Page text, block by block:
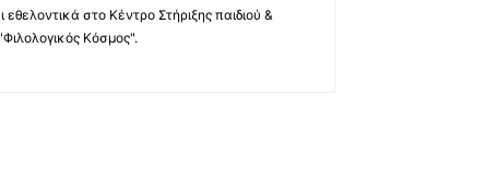
στο Κέντρο Στήριξης παιδιού &
Κόσμος".